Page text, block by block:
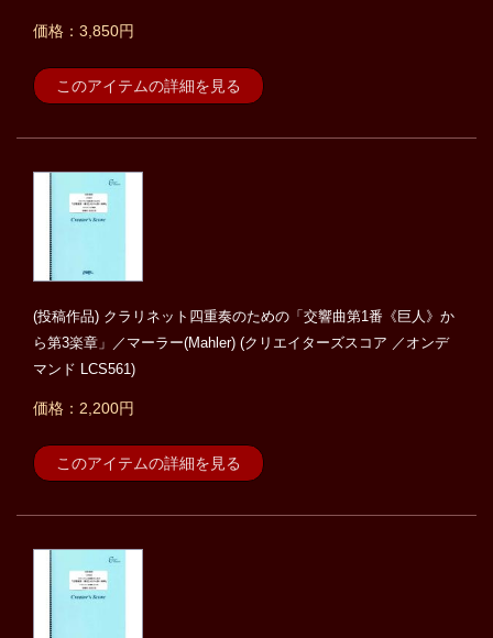
価格：3,850円
このアイテムの詳細を見る
(投稿作品) クラリネット四重奏のための「交響曲第1番《巨人》か
ら第3楽章」／マーラー(Mahler) (クリエイターズスコア ／オンデ
マンド LCS561)
価格：2,200円
このアイテムの詳細を見る